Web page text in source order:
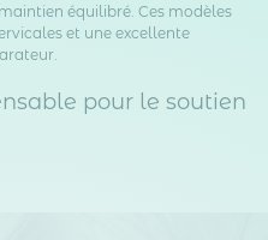
équilibré. Ces modèles
et une excellente
pour le soutien